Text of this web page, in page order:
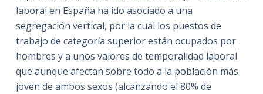
laboral en España ha ido asociado a una
segregación vertical, por la cual los puestos de
trabajo de categoría superior están ocupados por
hombres y a unos valores de temporalidad laboral
que aunque afectan sobre todo a la población más
joven de ambos sexos (alcanzando el 80% de